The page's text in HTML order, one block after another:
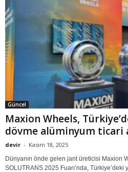
Güncel
Maxion Wheels,
dövme alüminyum ticari
devir - Kasım 18, 2025
Dünyanın önde gelen jant üreticisi Maxion
SOLUTRANS 2025 Fuarı’nda, Türkiye’deki